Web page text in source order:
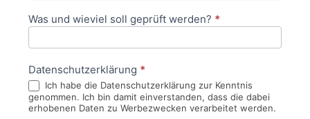
Was und wieviel soll geprüft werden? *
Datenschutzerklärung *
Ich habe die Datenschutzerklärung zur Kenntnis
genommen. Ich bin damit einverstanden, dass die dabei
erhobenen Daten zu Werbezwecken verarbeitet werden.